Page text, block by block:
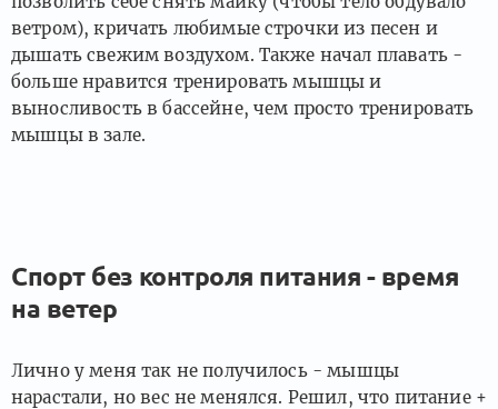
ветром), кричать любимые строчки из песен и
дышать свежим воздухом. Также начал плавать -
больше нравится тренировать мышцы и
выносливость в бассейне, чем просто тренировать
мышцы в зале.
Спорт без контроля питания - время
на ветер
Лично у меня так не получилось - мышцы
нарастали, но вес не менялся. Решил, что питание +